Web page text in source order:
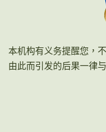
本机构有义务提醒您，
由此而引发的后果一律